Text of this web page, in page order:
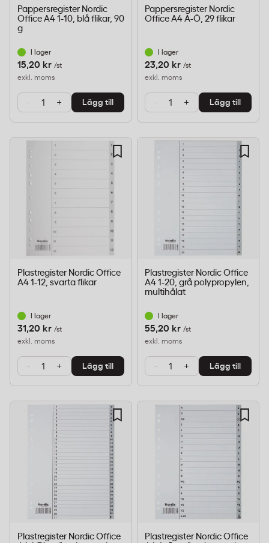
Pappersregister Nordic
Office A4 1-10, blå flikar, 90
g
I lager
15,20 kr /st
exkl. moms
- + Lägg till
Pappersregister Nordic
Office A4 A-Ö, 29 flikar
I lager
23,20 kr /st
exkl. moms
- + Lägg till
Plastregister Nordic Office
A4 1-12, svarta flikar
I lager
31,20 kr /st
exkl. moms
- + Lägg till
Plastregister Nordic Office
A4 1-20, grå polypropylen,
multihålat
I lager
55,20 kr /st
exkl. moms
- + Lägg till
Plastregister Nordic Office
Plastregister Nordic Office